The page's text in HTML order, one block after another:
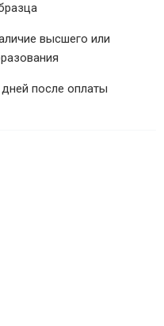
высшего или
после оплаты